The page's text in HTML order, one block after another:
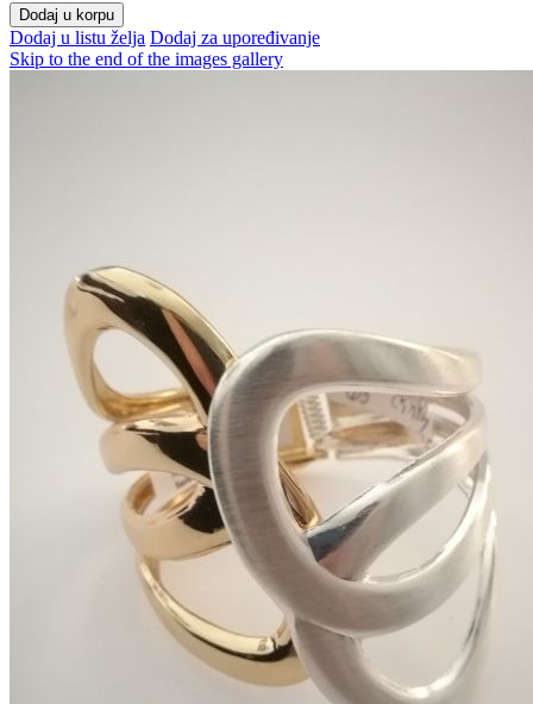
Dodaj u korpu
Dodaj u listu želja Dodaj za upoređivanje
Skip to the end of the images gallery